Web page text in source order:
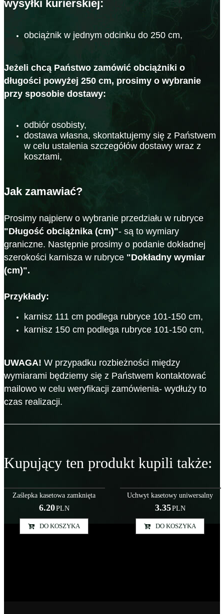
wysyłki kurierskiej:
obciążnik w jednym odcinku do 250 cm,
Jeżeli chcą Państwo zamówić obciążniki o
długości powyżej 250 cm, prosimy o wybranie
przy sposobie dostawy:
odbiór osobisty,
dostawa własna, skontaktujemy się z Państwem
w celu ustalenia szczegółów dostawy wraz z
kosztami,
Jak zamawiać?
Prosimy najpierw o wybranie przedziału w rubryce
"Długość obciążnika (cm)"- są to wymiary
graniczne. Następnie prosimy o podanie dokładnej
szerokości karnisza w rubryce "Dokładny wymiar
(cm)".
Przykłady:
karnisz 111 cm podlega rubryce 101-150 cm,
karnisz 150 cm podlega rubryce 101-150 cm,
UWAGA! W przypadku rozbieżności między
wymiarami będziemy się z Państwem kontaktować
mailowo w celu weryfikacji zamówienia- wydłuży to
czas realizacji.
Kupujący ten produkt kupili także:
Zaślepka kasetowa zamknięta
6.20PLN
DO KOSZYKA
Uchwyt kasetowy uniwersalny
3.35PLN
DO KOSZYKA